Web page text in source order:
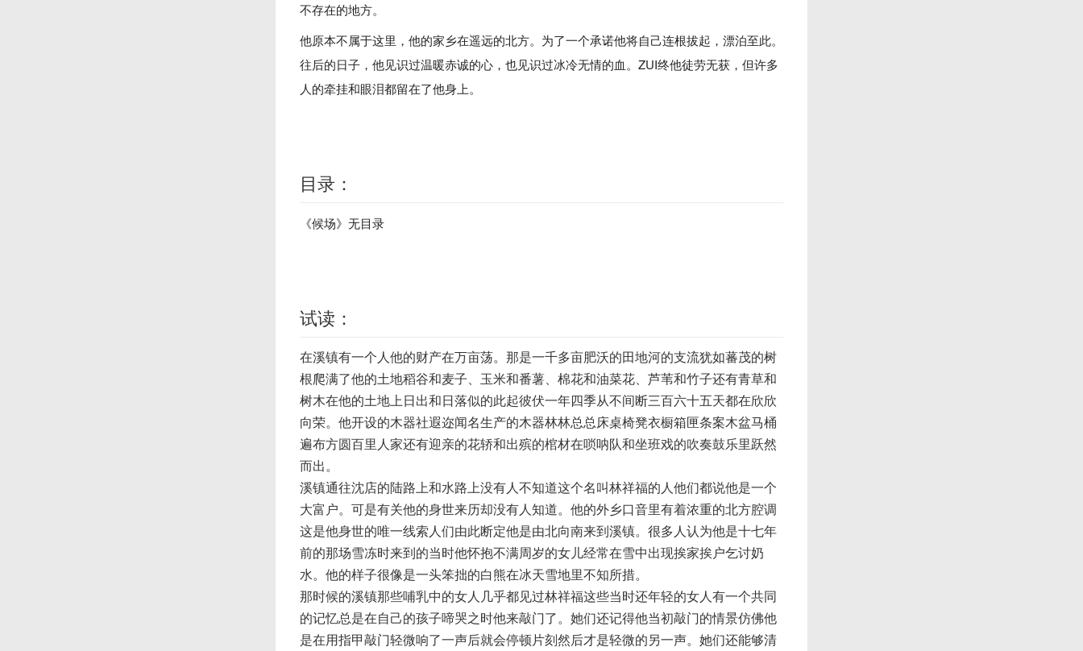
不存在的地方。
他原本不属于这里，他的家乡在遥远的北方。为了一个承诺他将自己连根拔起，漂泊至此。
往后的日子，他见识过温暖赤诚的心，也见识过冰冷无情的血。ZUI终他徒劳无获，但许多
人的牵挂和眼泪都留在了他身上。
目录：
《候场》无目录
试读：
在溪镇有一个人他的财产在万亩荡。那是一千多亩肥沃的田地河的支流犹如蕃茂的树
根爬满了他的土地稻谷和麦子、玉米和番薯、棉花和油菜花、芦苇和竹子还有青草和
树木在他的土地上日出和日落似的此起彼伏一年四季从不间断三百六十五天都在欣欣
向荣。他开设的木器社遐迩闻名生产的木器林林总总床桌椅凳衣橱箱匣条案木盆马桶
遍布方圆百里人家还有迎亲的花轿和出殡的棺材在唢呐队和坐班戏的吹奏鼓乐里跃然
而出。
溪镇通往沈店的陆路上和水路上没有人不知道这个名叫林祥福的人他们都说他是一个
大富户。可是有关他的身世来历却没有人知道。他的外乡口音里有着浓重的北方腔调
这是他身世的唯一线索人们由此断定他是由北向南来到溪镇。很多人认为他是十七年
前的那场雪冻时来到的当时他怀抱不满周岁的女儿经常在雪中出现挨家挨户乞讨奶
水。他的样子很像是一头笨拙的白熊在冰天雪地里不知所措。
那时候的溪镇那些哺乳中的女人几乎都见过林祥福这些当时还年轻的女人有一个共同
的记忆总是在自己的孩子啼哭之时他来敲门了。她们还记得他当初敲门的情景仿佛他
是在用指甲敲门轻微响了一声后就会停顿片刻然后才是轻微的另一声。她们还能够清